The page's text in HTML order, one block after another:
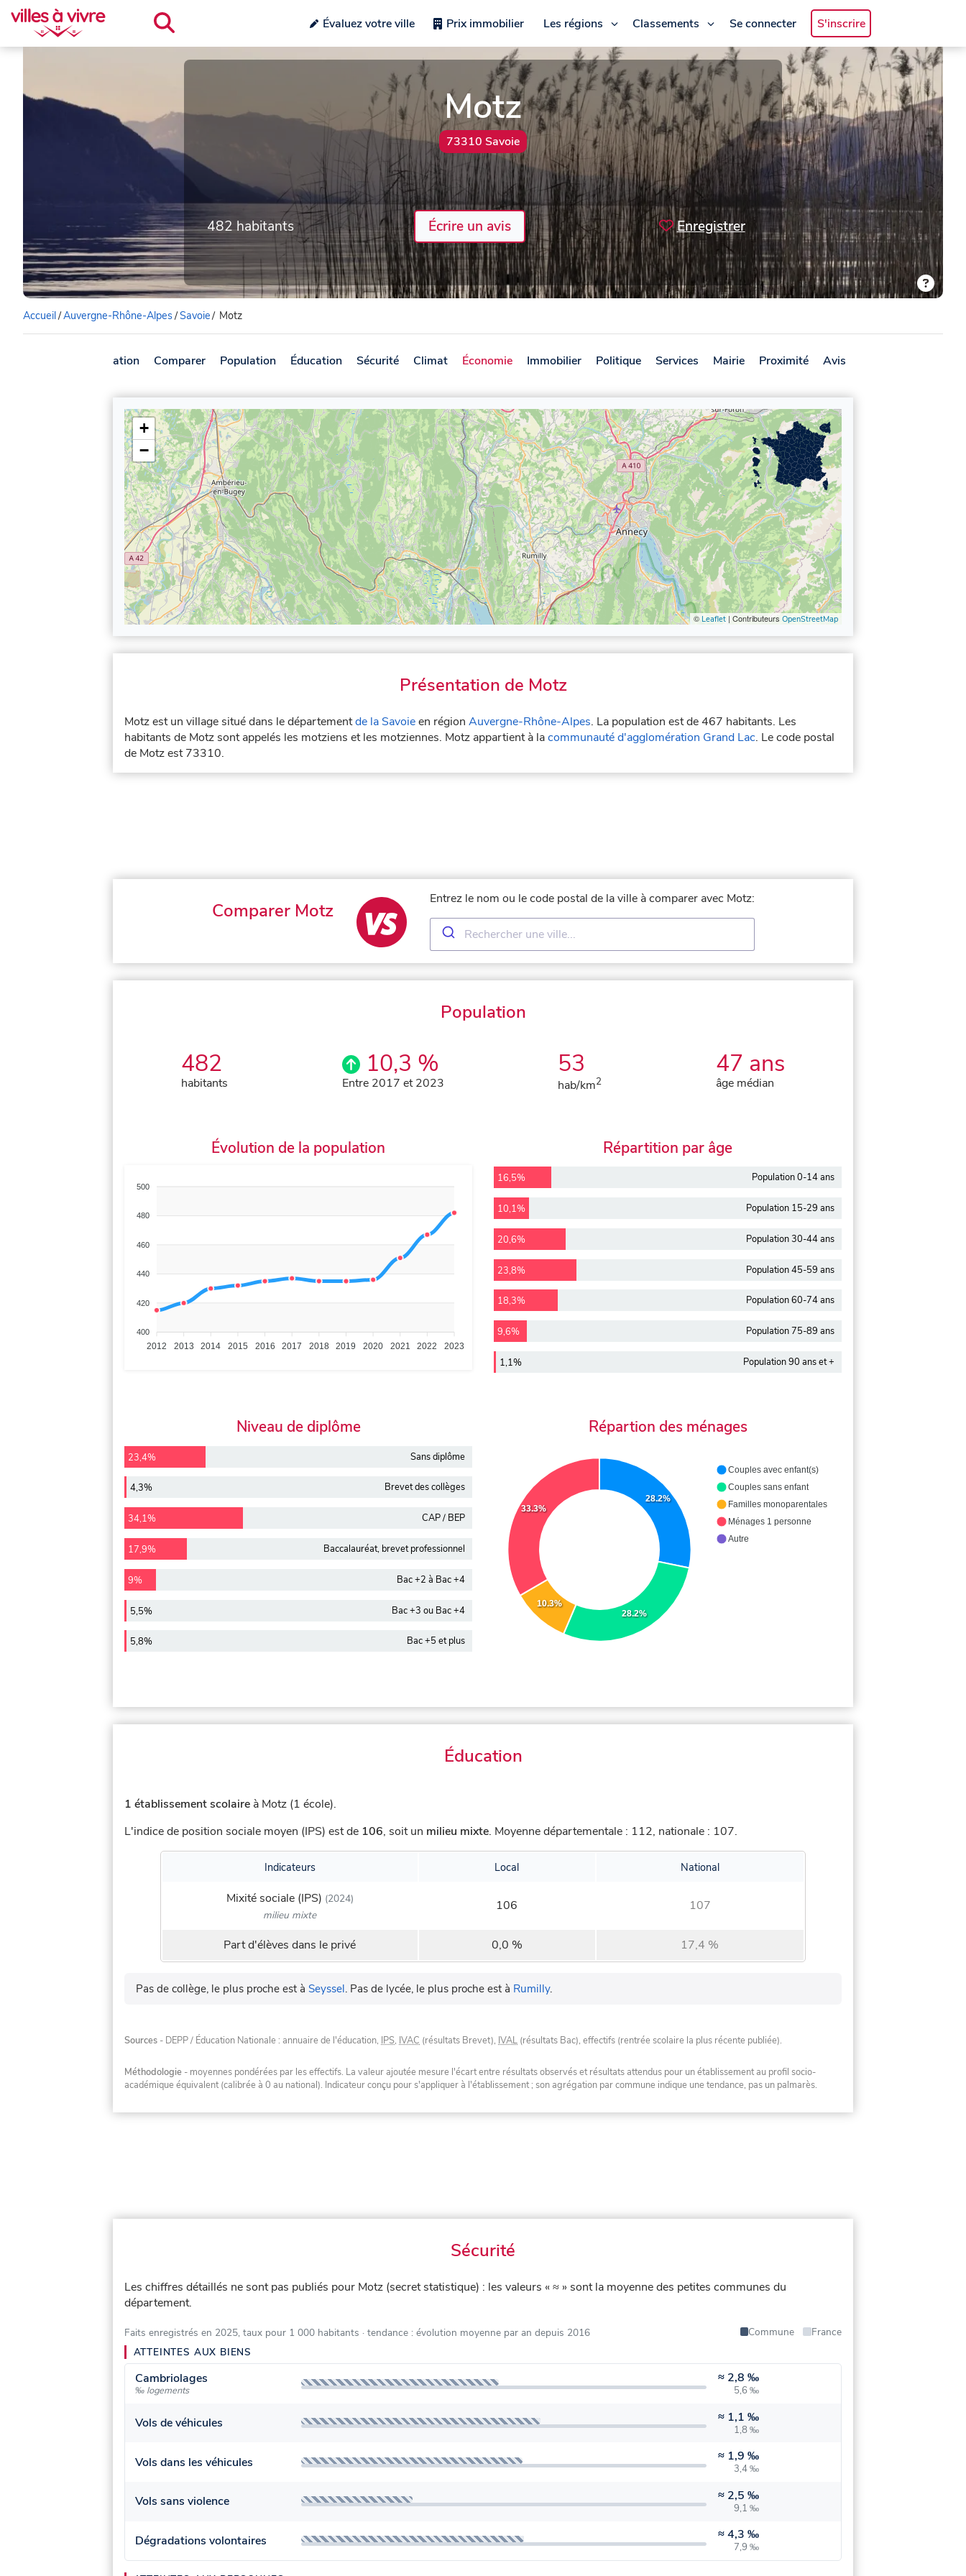
Évaluez votre ville Prix immobilier Les régions Classements Se connecter S'inscrire
Motz
73310 Savoie
482 habitants Écrire un avis Enregistrer
Accueil/Auvergne-Rhône-Alpes/Savoie/ Motz
Présentation Comparer Population Éducation Sécurité Climat Économie Immobilier Politique Services Mairie Proximité Avis
+
−
© Leaflet | Contributeurs OpenStreetMap
Présentation de Motz
Motz est un village situé dans le départementde la Savoieen région Auvergne-Rhône-Alpes. La population est de 467 habitants. Les
habitants de Motz sont appelés les motziens et les motziennes. Motz appartient à lacommunauté d'agglomération Grand Lac. Le code postal
de Motz est 73310.
Comparer Motz
Entrez le nom ou le code postal de la ville à comparer avec Motz:
Population
482
habitants
10,3 %
Entre 2017 et 2023
53
hab/km2
47 ans
âge médian
Évolution de la population
500
480
460
440
420
400
2012 2013 2014 2015 2016 2017 2018 2019 2020 2021 2022 2023
Répartition par âge
16,5% Population 0-14 ans
10,1% Population 15-29 ans
20,6% Population 30-44 ans
23,8% Population 45-59 ans
18,3% Population 60-74 ans
9,6% Population 75-89 ans
1,1% Population 90 ans et +
Niveau de diplôme
23,4% Sans diplôme
4,3% Brevet des collèges
34,1% CAP / BEP
17,9% Baccalauréat, brevet professionnel
9% Bac +2 à Bac +4
5,5% Bac +3 ou Bac +4
5,8% Bac +5 et plus
Répartion des ménages
28.2%
28.2%
10.3%
33.3%
Couples avec enfant(s)
Couples sans enfant
Familles monoparentales
Ménages 1 personne
Autre
Éducation
1 établissement scolaire à Motz (1 école).
L'indice de position sociale moyen (IPS) est de 106, soit un milieu mixte. Moyenne départementale : 112, nationale : 107.
Indicateurs Local National
Mixité sociale (IPS) (2024)
milieu mixte
106 107
Part d'élèves dans le privé 0,0 % 17,4 %
Pas de collège, le plus proche est à Seyssel. Pas de lycée, le plus proche est à Rumilly.
Sources - DEPP / Éducation Nationale : annuaire de l'éducation, IPS, IVAC (résultats Brevet), IVAL (résultats Bac), effectifs (rentrée scolaire la plus récente publiée).
Méthodologie - moyennes pondérées par les effectifs. La valeur ajoutée mesure l'écart entre résultats observés et résultats attendus pour un établissement au profil socio-
académique équivalent (calibrée à 0 au national). Indicateur conçu pour s'appliquer à l'établissement ; son agrégation par commune indique une tendance, pas un palmarès.
Sécurité
Les chiffres détaillés ne sont pas publiés pour Motz (secret statistique) : les valeurs « ≈ » sont la moyenne des petites communes du
département.
Faits enregistrés en 2025, taux pour 1 000 habitants · tendance : évolution moyenne par an depuis 2016 Commune
France
ATTEINTES AUX BIENS
Cambriolages
‰ logements
≈ 2,8 ‰
5,6 ‰
Vols de véhicules ≈ 1,1 ‰
1,8 ‰
Vols dans les véhicules ≈ 1,9 ‰
3,4 ‰
Vols sans violence ≈ 2,5 ‰
9,1 ‰
Dégradations volontaires ≈4,3 ‰
7,9 ‰